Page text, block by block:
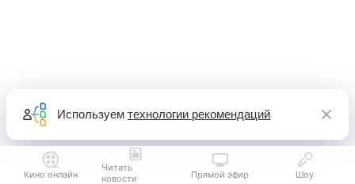
Кино онлайн
Читать
новости
Прямой эфир Шоу
Используем технологии рекомендаций